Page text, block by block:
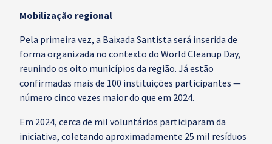
Mobilização regional
Pela primeira vez, a Baixada Santista será inserida de
forma organizada no contexto do World Cleanup Day,
reunindo os oito municípios da região. Já estão
confirmadas mais de 100 instituições participantes —
número cinco vezes maior do que em 2024.
Em 2024, cerca de mil voluntários participaram da
iniciativa, coletando aproximadamente 25 mil resíduos